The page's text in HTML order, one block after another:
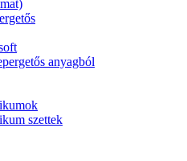
anyagból
szettek